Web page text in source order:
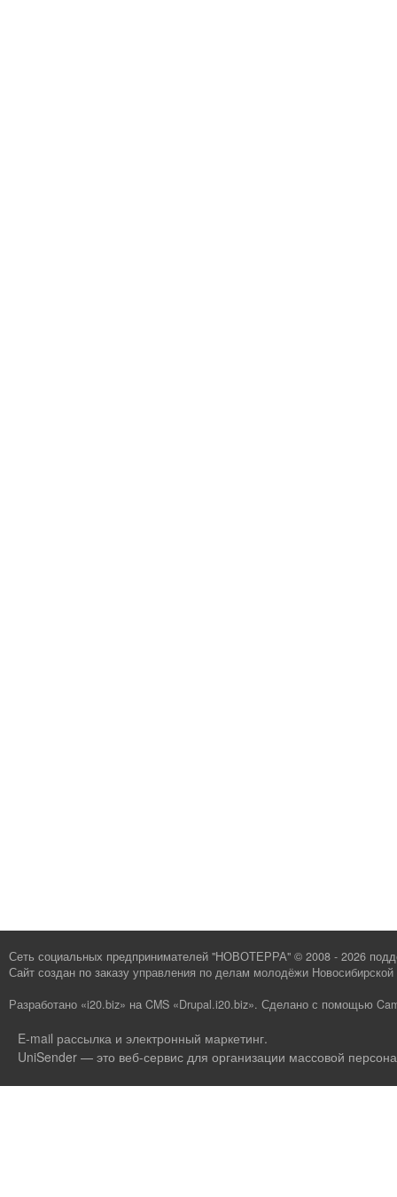
Сеть социальных предпринимателей "НОВОТЕРРА" © 2008 - 2026
Сайт создан по заказу управления по делам молодёжи Новосибирской
Разработано «i20.biz» на CMS «Drupal.i20.biz». Сделано с помощью
E-mail рассылка и электронный маркетинг.
UniSender — это веб-сервис для организации массовой